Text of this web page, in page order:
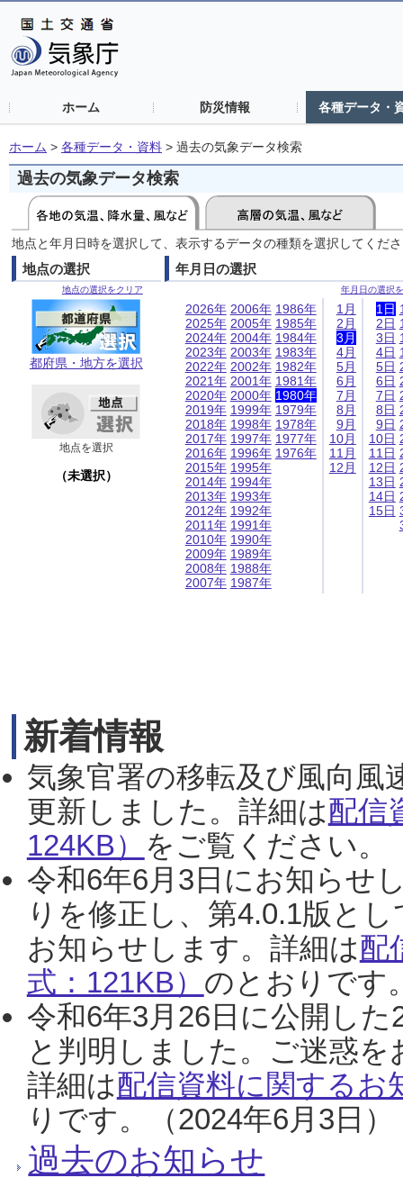
ホーム 防災情報 各種データ・
ホーム > 各種データ・資料 > 過去の気象データ検索
過去の気象データ検索
地点と年月日時を選択して、表示するデータの種類を選択してくだ
地点の選択
地点の選択をクリア
都府県・地方を選択
地点を選択
（未選択）
年月日の選択
年月日の選択
2026年
2025年
2024年
2023年
2022年
2021年
2020年
2019年
2018年
2017年
2016年
2015年
2014年
2013年
2012年
2011年
2010年
2009年
2008年
2007年
2006年
2005年
2004年
2003年
2002年
2001年
2000年
1999年
1998年
1997年
1996年
1995年
1994年
1993年
1992年
1991年
1990年
1989年
1988年
1987年
1986年
1985年
1984年
1983年
1982年
1981年
1980年
1979年
1978年
1977年
1976年
1月
2月
3月
4月
5月
6月
7月
8月
9月
10月
11月
12月
1日
2日
3日
4日
5日
6日
7日
8日
9日
10日
11日
12日
13日
14日
15日
新着情報
気象官署の移転及び風向風
更新しました。詳細は配信
124KB） をご覧ください。
令和6年6月3日にお知らせ
りを修正し、第4.0.1版と
お知らせします。詳細は配
式：121KB） のとおりです
令和6年3月26日に公開し
と判明しました。ご迷惑
詳細は配信資料に関するお
りです。（2024年6月3日）
過去のお知らせ